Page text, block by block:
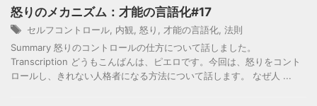
怒りのメカニズム：才能の言語化#17
セルフコントロール 内観 怒り 才能の言語化 法則
Summary 怒りのコントロールの仕方について話しました。
Transcription どうもこんばんは、ピエロです。今回は、怒りをコント
ロールし、きれない人格者になる方法について話します。 なぜ人 ...